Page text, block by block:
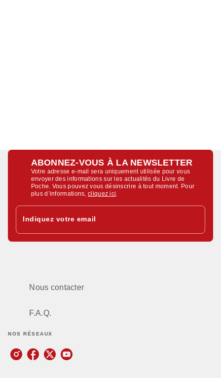
ABONNEZ-VOUS À LA NEWSLETTER
Votre adresse e-mail sera uniquement utilisée pour vous
envoyer des informations sur les actualités du Livre de
Poche. Vous pouvez vous désinscrire à tout moment. Pour
plus d’informations,cliquez ici
Indiquez votre email
Nous contacter
F.A.Q.
NOS RÉSEAUX